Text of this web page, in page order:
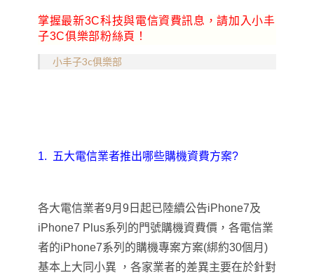
掌握最新3C科技與電信資費訊息，請加入小丰
子3C俱樂部粉絲頁！
小丰子3c俱樂部
1. 五大電信業者推出哪些購機資費方案?
各大電信業者9月9日起已陸續公告iPhone7及
iPhone7 Plus系列的門號購機資費價，各電信業
者的iPhone7系列的購機專案方案(綁約30個月)
基本上大同小異 ，各家業者的差異主要在於針對